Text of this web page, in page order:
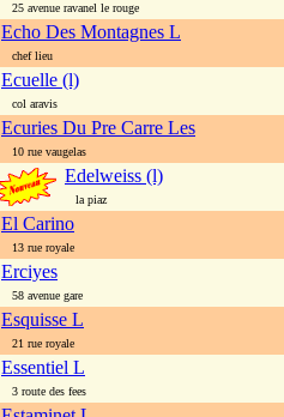
25 avenue ravanel le rouge
Echo Des Montagnes L
chef lieu
Ecuelle (l)
col aravis
Ecuries Du Pre Carre Les
10 rue vaugelas
Edelweiss (l)
la piaz
El Carino
13 rue royale
Erciyes
58 avenue gare
Esquisse L
21 rue royale
Essentiel L
3 route des fees